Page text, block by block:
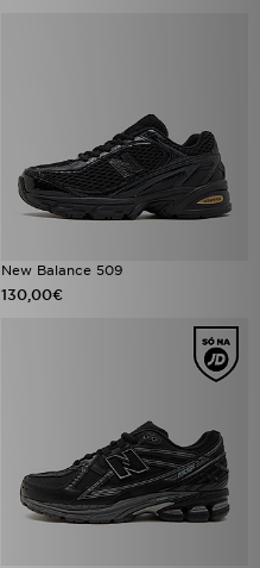
New Balance 509
130,00€